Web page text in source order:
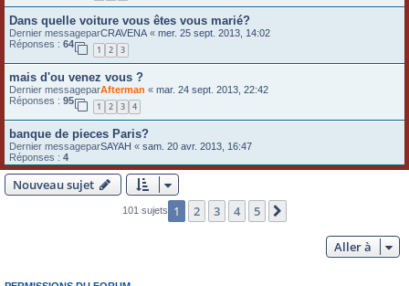
Dans quelle voiture vous êtes vous marié?
Dernier messageparCRAVENA « mer. 25 sept. 2013, 14:02
Réponses : 64
1 2 3
mais d'ou venez vous ?
Dernier messageparAfterman « mar. 24 sept. 2013, 22:42
Réponses : 95
1 2 3 4
banque de pieces Paris?
Dernier messageparSAYAH « sam. 20 avr. 2013, 16:47
Réponses : 4
Nouveau sujet
101 sujets 1 2 3 4 5
Aller à